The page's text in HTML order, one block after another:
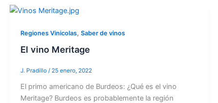
Regiones Vinicolas, Saber de vinos
El vino Meritage
J. Pradillo / 25 enero, 2022
El primo americano de Burdeos: ¿Qué es el vino
Meritage? Burdeos es probablemente la región